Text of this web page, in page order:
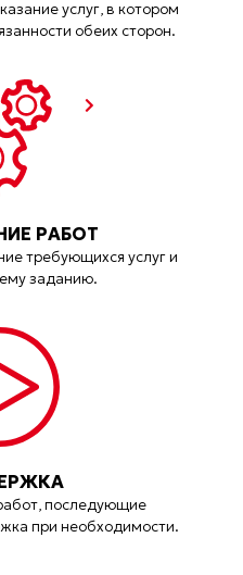
услуг, в котором
обеих сторон.
РАБОТ
требующихся услуг и
заданию.
последующие
при необходимости.